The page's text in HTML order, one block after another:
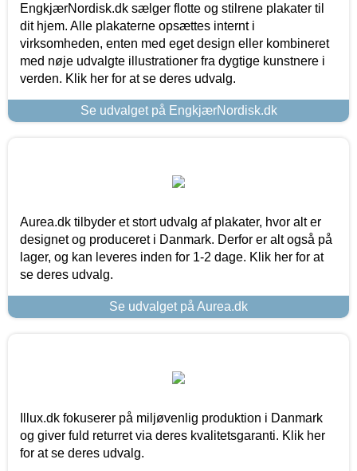
EngkjærNordisk.dk sælger flotte og stilrene plakater til
dit hjem. Alle plakaterne opsættes internt i
virksomheden, enten med eget design eller kombineret
med nøje udvalgte illustrationer fra dygtige kunstnere i
verden. Klik her for at se deres udvalg.
Se udvalget på EngkjærNordisk.dk
Aurea.dk tilbyder et stort udvalg af plakater, hvor alt er
designet og produceret i Danmark. Derfor er alt også på
lager, og kan leveres inden for 1-2 dage. Klik her for at
se deres udvalg.
Se udvalget på Aurea.dk
Illux.dk fokuserer på miljøvenlig produktion i Danmark
og giver fuld returret via deres kvalitetsgaranti. Klik her
for at se deres udvalg.